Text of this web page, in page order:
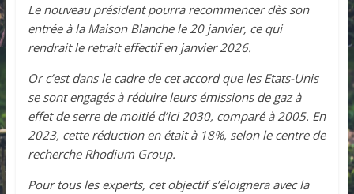
Le nouveau président pourra recommencer dès son
entrée à la Maison Blanche le 20 janvier, ce qui
rendrait le retrait effectif en janvier 2026.
Or c’est dans le cadre de cet accord que les Etats-Unis
se sont engagés à réduire leurs émissions de gaz à
effet de serre de moitié d’ici 2030, comparé à 2005. En
2023, cette réduction en était à 18%, selon le centre de
recherche Rhodium Group.
Pour tous les experts, cet objectif s’éloignera avec la